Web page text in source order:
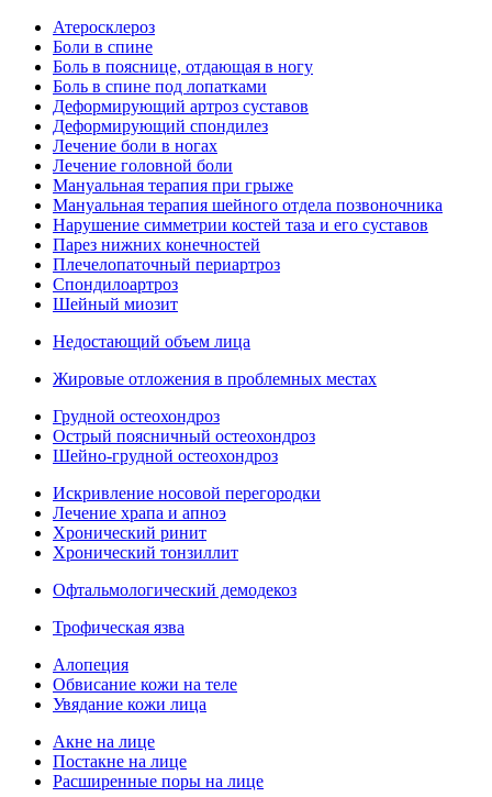
Атеросклероз
Боли в спине
Боль в пояснице, отдающая в ногу
Боль в спине под лопатками
Деформирующий артроз суставов
Деформирующий спондилез
Лечение боли в ногах
Лечение головной боли
Мануальная терапия при грыже
Мануальная терапия шейного отдела позвоночника
Нарушение симметрии костей таза и его суставов
Парез нижних конечностей
Плечелопаточный периартроз
Спондилоартроз
Шейный миозит
Недостающий объем лица
Жировые отложения в проблемных местах
Грудной остеохондроз
Острый поясничный остеохондроз
Шейно-грудной остеохондроз
Искривление носовой перегородки
Лечение храпа и апноэ
Хронический ринит
Хронический тонзиллит
Офтальмологический демодекоз
Трофическая язва
Алопеция
Обвисание кожи на теле
Увядание кожи лица
Акне на лице
Постакне на лице
Расширенные поры на лице